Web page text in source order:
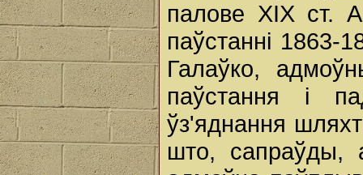
палове ХІХ ст.
паўстанні 1863-
Галаўко,
паўстання і
ўз'яднання
што, сапраўды,